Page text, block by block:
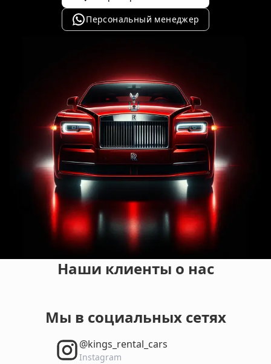
Персональный менеджер
Наши клиенты о нас
Мы в социальных сетях
‎@kings_rental_cars
Instagram